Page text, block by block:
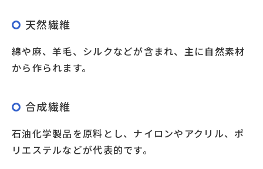
天然繊維
綿や麻、羊毛、シルクなどが含まれ、主に自然素材
から作られます。
合成繊維
石油化学製品を原料とし、ナイロンやアクリル、ポ
リエステルなどが代表的です。